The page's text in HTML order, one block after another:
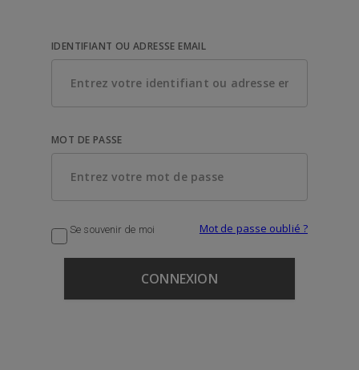
IDENTIFIANT OU ADRESSE EMAIL
MOT DE PASSE
Se souvenir de moi Mot de passe oublié ?